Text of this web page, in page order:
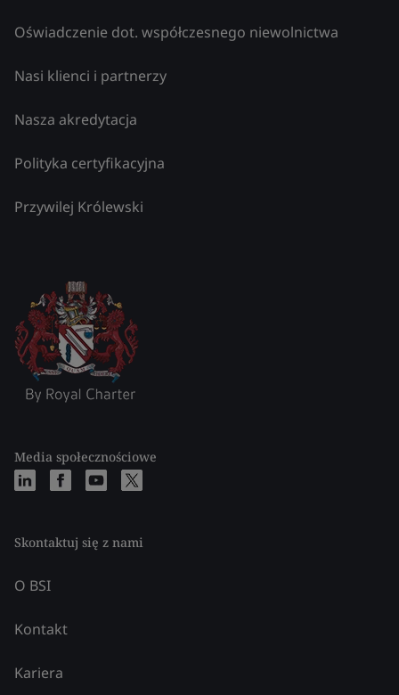
Oświadczenie dot. współczesnego niewolnictwa
Nasi klienci i partnerzy
Nasza akredytacja
Polityka certyfikacyjna
Przywilej Królewski
Media społecznościowe
Skontaktuj się z nami
O BSI
Kontakt
Kariera